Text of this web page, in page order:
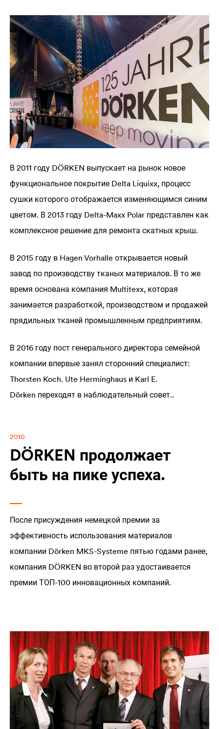
В 2011 году DÖRKEN выпускает на рынок новое
функциональное покрытие Delta Liquixx, процесс
сушки которого отображается изменяющимся синим
цветом. В 2013 году Delta-Maxx Polar представлен как
комплексное решение для ремонта скатных крыш.
В 2015 году в Hagen Vorhalle открывается новый
завод по производству тканых материалов. В то же
время основана компания Multitexx, которая
занимается разработкой, производством и продажей
прядильных тканей промышленным предприятиям.
В 2016 году пост генерального директора семейной
компании впервые занял сторонний специалист:
Thorsten Koch. Ute Herminghaus и Karl E.
Dörken переходят в наблюдательный совет..
2010
DÖRKEN продолжает
быть на пике успеха.
После присуждения немецкой премии за
эффективность использования материалов
компании Dörken MKS-Systeme пятью годами ранее,
компания DÖRKEN во второй раз удостаивается
премии ТОП-100 инновационных компаний.